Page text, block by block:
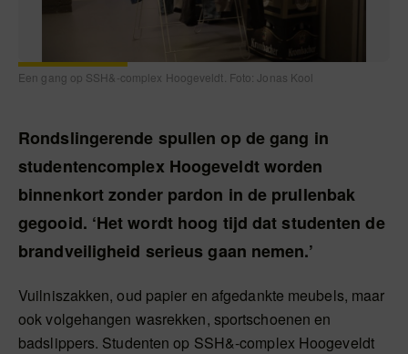
Een gang op SSH&-complex Hoogeveldt. Foto: Jonas Kool
Rondslingerende spullen op de gang in
studentencomplex Hoogeveldt worden
binnenkort zonder pardon in de prullenbak
gegooid. ‘Het wordt hoog tijd dat studenten de
brandveiligheid serieus gaan nemen.’
Vuilniszakken, oud papier en afgedankte meubels, maar
ook volgehangen wasrekken, sportschoenen en
badslippers. Studenten op SSH&-complex Hoogeveldt